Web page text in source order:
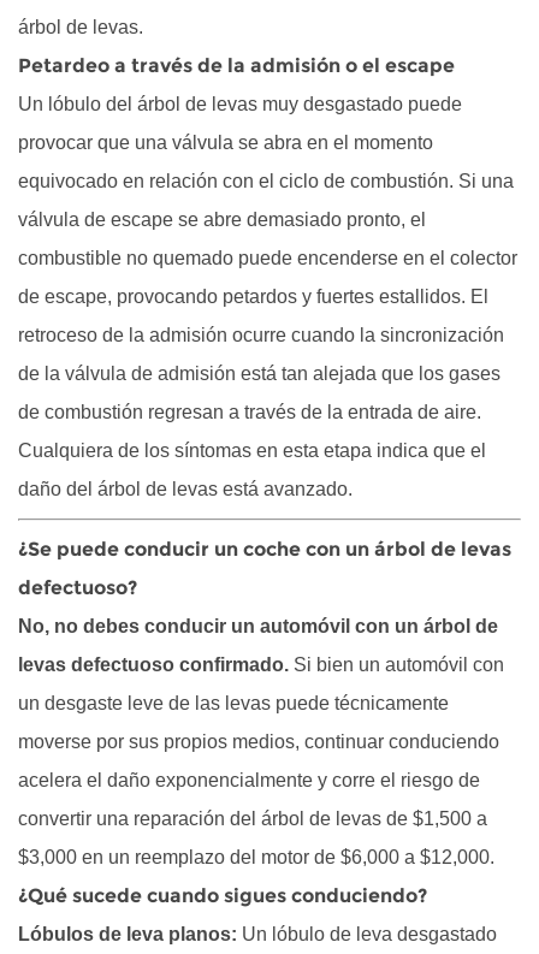
árbol de levas.
Petardeo a través de la admisión o el escape
Un lóbulo del árbol de levas muy desgastado puede
provocar que una válvula se abra en el momento
equivocado en relación con el ciclo de combustión. Si una
válvula de escape se abre demasiado pronto, el
combustible no quemado puede encenderse en el colector
de escape, provocando petardos y fuertes estallidos. El
retroceso de la admisión ocurre cuando la sincronización
de la válvula de admisión está tan alejada que los gases
de combustión regresan a través de la entrada de aire.
Cualquiera de los síntomas en esta etapa indica que el
daño del árbol de levas está avanzado.
¿Se puede conducir un coche con un árbol de levas
defectuoso?
No, no debes conducir un automóvil con un árbol de
levas defectuoso confirmado. Si bien un automóvil con
un desgaste leve de las levas puede técnicamente
moverse por sus propios medios, continuar conduciendo
acelera el daño exponencialmente y corre el riesgo de
convertir una reparación del árbol de levas de $1,500 a
$3,000 en un reemplazo del motor de $6,000 a $12,000.
¿Qué sucede cuando sigues conduciendo?
Lóbulos de leva planos: Un lóbulo de leva desgastado